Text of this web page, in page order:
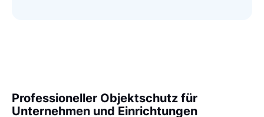
Professioneller Objektschutz für
Unternehmen und Einrichtungen